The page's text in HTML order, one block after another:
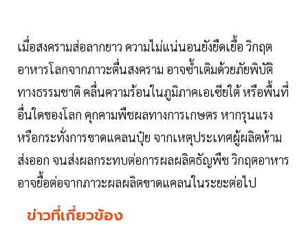
เมื่อสงครามส่อลากยาว ความไม่แน่นอนยังยืดเยื้อ วิกฤต
อาหารโลกจากภาวะตื่นสงคราม อาจซ้ำเติมด้วยภัยพิบัติ
ทางธรรมชาติ คลื่นความร้อนในภูมิภาคเอเซียใต้ หรือพื้นที่
อื่นใดของโลก คุกคามพืชผลทางการเกษตร หากรุนแรง
หรือกระทั่งการขาดแคลนปุ๋ย จากเหตุประเทศผู้ผลิตห้าม
ส่งออก จนส่งผลกระทบต่อการผลผลิตธัญพืช วิกฤตอาหาร
อาจยื้อต่อจากภาวะผลผลิตขาดแคลนในระยะต่อไป
ข่าวที่เกี่ยวข้อง